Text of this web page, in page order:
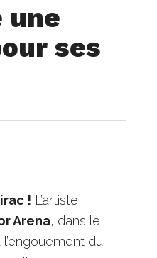
une
ses
! L’artiste
Arena, dans le
du